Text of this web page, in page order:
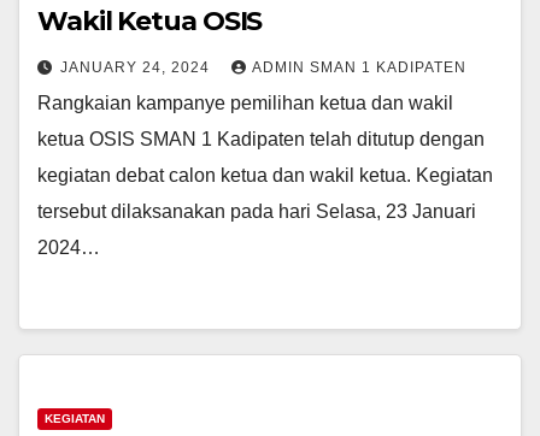
Wakil Ketua OSIS
JANUARY 24, 2024 ADMIN SMAN 1 KADIPATEN
Rangkaian kampanye pemilihan ketua dan wakil
ketua OSIS SMAN 1 Kadipaten telah ditutup dengan
kegiatan debat calon ketua dan wakil ketua. Kegiatan
tersebut dilaksanakan pada hari Selasa, 23 Januari
2024…
KEGIATAN